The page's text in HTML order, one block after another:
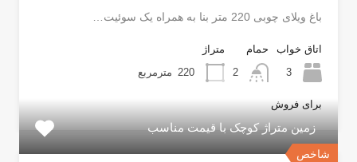
باغ ویلای چوبی 220 متر بنا به همراه یک سوئیت…
اتاق خواب
3
حمام
2
متراژ
220 مترمربع
برای فروش
شاخص
زمین متراژ کوچک با قیمت مناسب